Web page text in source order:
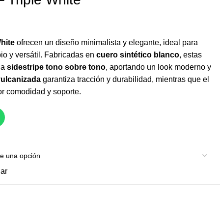
ofrecen un diseño minimalista y elegante, ideal para
y versátil. Fabricadas en cuero sintético blanco, estas
sidestripe tono sobre tono, aportando un look moderno y
garantiza tracción y durabilidad, mientras que el
comodidad y soporte.